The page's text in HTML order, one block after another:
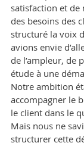
satisfaction et de
des besoins des
structuré la voix
avions envie
de l’ampleur, de
étude à une
Notre ambition
accompagner le
le client dans le
Mais nous ne
structurer cette